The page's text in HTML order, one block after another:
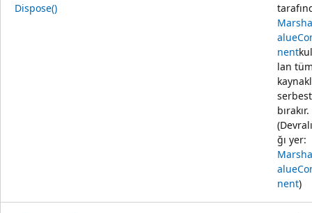
Dispose()
nent
lan
serbest
bırakır.
ğı yer:
nent)